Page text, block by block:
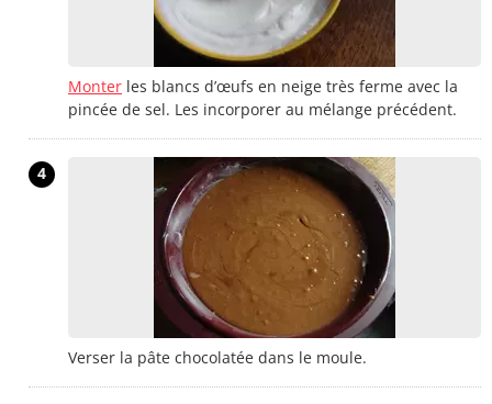
Monter les blancs d’œufs en neige très ferme avec la
pincée de sel. Les incorporer au mélange précédent.
4
Verser la pâte chocolatée dans le moule.